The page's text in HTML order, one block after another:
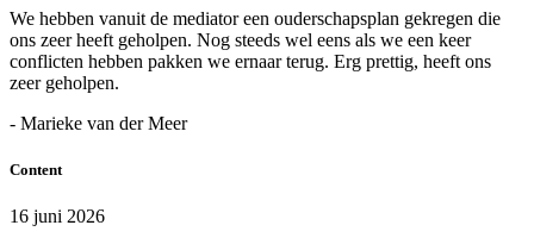
We hebben vanuit de mediator een ouderschapsplan gekregen die
ons zeer heeft geholpen. Nog steeds wel eens als we een keer
conflicten hebben pakken we ernaar terug. Erg prettig, heeft ons
zeer geholpen.
- Marieke van der Meer
Content
16 juni 2026